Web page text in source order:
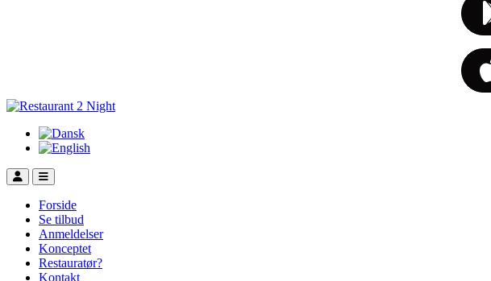
Forside
Se tilbud
Anmeldelser
Konceptet
Restauratør?
Kontakt